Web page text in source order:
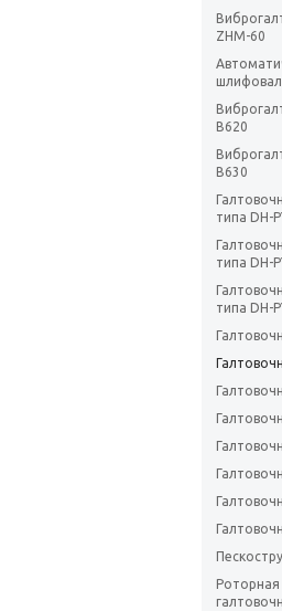
ZHM-60
B620
B630
типа DH-
типа DH-
типа DH-